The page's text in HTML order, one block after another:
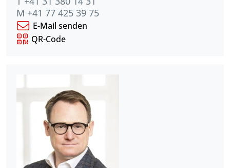
M +41 77 425 39 75
E-Mail senden
QR-Code